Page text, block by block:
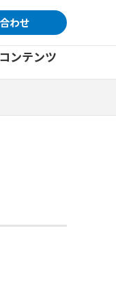
わせ
わせ
ンテンツ